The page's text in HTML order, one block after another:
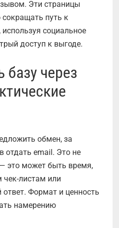
Эти страницы
путь к
социальное
доступ к выгоде.
базу через
обмен, за
отдать email. Это не
это может быть время,
чек-листам или
Формат и ценность
намерению